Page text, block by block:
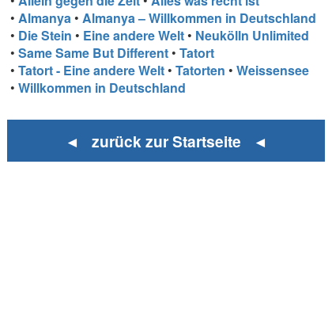
•Almanya •Almanya – Willkommen in Deutschland
• Die Stein • Eine andere Welt • Neukölln Unlimited
•Same Same But Different •Tatort
•Tatort - Eine andere Welt •Tatorten •Weissensee
•Willkommen in Deutschland
◄ zurück zur Startseite ◄